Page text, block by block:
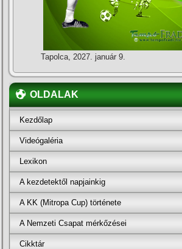
Tapolca, 2027. január 9.
OLDALAK
Kezdőlap
Videógaléria
Lexikon
A kezdetektől napjainkig
A KK (Mitropa Cup) története
A Nemzeti Csapat mérkőzései
Cikktár